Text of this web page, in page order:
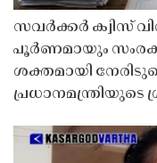
സവർക്കർ ക്വിസ്
പൂർണമായും
ശക്തമായി
പ്രധാനമന്ത്രിയുടെ